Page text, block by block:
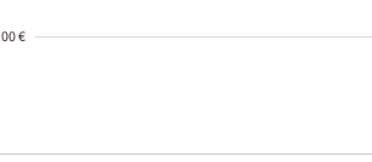
€
01-02